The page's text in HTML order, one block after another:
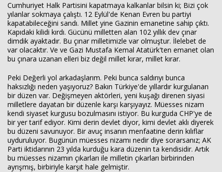
Cumhuriyet Halk Partisini kapatmaya kalkanlar bilsin ki; Bizi çok
yılanlar sokmaya çalıştı. 12 Eylül'de Kenan Evren bu partiyi
kapatabileceğini sandı. Millet yine Gazinin emanetine sahip çıktı.
Kapıdaki kilidi kırdı. Gücünü milletten alan 102 yıllık dev çınar
dimdik ayaktadır. Bu çınar milletimizle var olmuştur. İlelebet de
var olacaktır. Ve ve Gazi Mustafa Kemal Atatürk'ten emanet olan
bu çınara uzanan elleri biz değil millet kırar, millet kırar.
Peki Değerli yol arkadaşlarım. Peki bunca saldırıyı bunca
haksızlığı neden yaşıyoruz? Bakın Türkiye'de yıllardır kurgulanan
bir düzen var. Değişmeyen aktörleri, yeni kuşağı direnen siyasi
milletlere dayatan bir düzenle karşı karşıyayız. Müesses nizam
kendi siyaset kurgusu bozulmasını istiyor. Bu kurguda CHP'ye de
bir yer tarif ediyor. Kimi derin devlet diyor, kimi devlet aklı diyerek
bu düzeni savunuyor. Bir avuç insanın menfaatine derin kılıflar
uyduruluyor. Bugünün müesses nizamı nedir diye sorarsanız; AK
Parti iktidarının 23 yılda kurduğu kara düzenin ta kendisidir. Artık
bu müesses nizamın çıkarları ile milletin çıkarları birbirinden
ayrışmış, birbiriyle karşıt hale gelmiştir.